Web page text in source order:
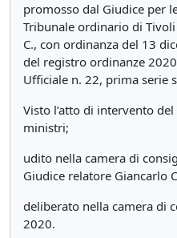
promosso dal Giudice per
Tribunale ordinario di Tivoli
C., con ordinanza del 13
del registro ordinanze
Ufficiale n. 22, prima serie
Visto l’atto di intervento
ministri;
udito nella camera di
Giudice relatore Giancarlo
deliberato nella camera di
2020.